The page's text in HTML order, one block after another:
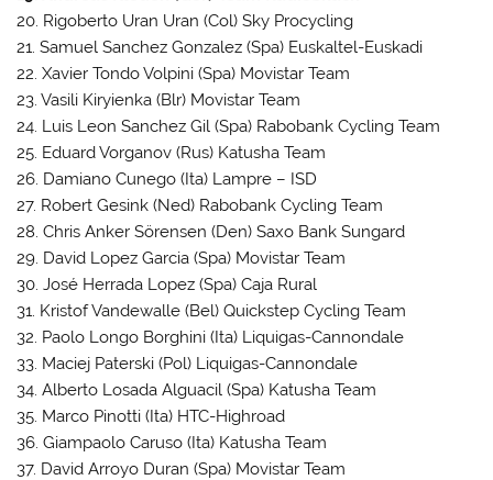
20. Rigoberto Uran Uran (Col) Sky Procycling
21. Samuel Sanchez Gonzalez (Spa) Euskaltel-Euskadi
22. Xavier Tondo Volpini (Spa) Movistar Team
23. Vasili Kiryienka (Blr) Movistar Team
24. Luis Leon Sanchez Gil (Spa) Rabobank Cycling Team
25. Eduard Vorganov (Rus) Katusha Team
26. Damiano Cunego (Ita) Lampre – ISD
27. Robert Gesink (Ned) Rabobank Cycling Team
28. Chris Anker Sörensen (Den) Saxo Bank Sungard
29. David Lopez Garcia (Spa) Movistar Team
30. José Herrada Lopez (Spa) Caja Rural
31. Kristof Vandewalle (Bel) Quickstep Cycling Team
32. Paolo Longo Borghini (Ita) Liquigas-Cannondale
33. Maciej Paterski (Pol) Liquigas-Cannondale
34. Alberto Losada Alguacil (Spa) Katusha Team
35. Marco Pinotti (Ita) HTC-Highroad
36. Giampaolo Caruso (Ita) Katusha Team
37. David Arroyo Duran (Spa) Movistar Team